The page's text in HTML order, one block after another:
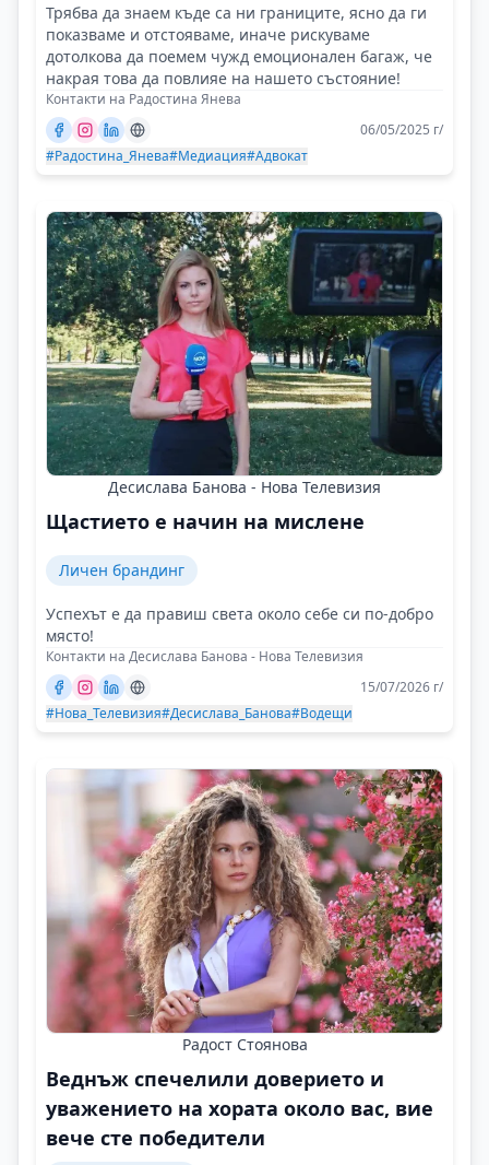
Трябва да знаем къде са ни границите, ясно да ги
показваме и отстояваме, иначе рискуваме
дотолкова да поемем чужд емоционален багаж, че
накрая това да повлияе на нашето състояние!
Контакти на Радостина Янева
06/05/2025 г/
#Радостина_Янева#Медиация#Адвокат
Десислава Банова - Нова Телевизия
Щастието е начин на мислене
Личен брандинг
Успехът е да правиш света около себе си по-добро
място!
Контакти на Десислава Банова - Нова Телевизия
15/07/2026 г/
#Нова_Телевизия#Десислава_Банова#Водещи
Радост Стоянова
Веднъж спечелили доверието и
уважението на хората около вас, вие
вече сте победители